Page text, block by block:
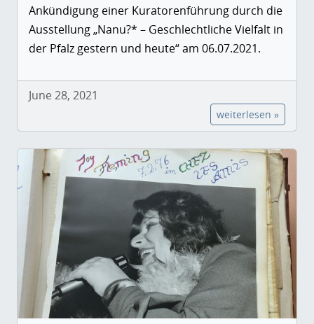
Ankündigung einer Kuratorenführung durch die
Ausstellung „Nanu?* – Geschlechtliche Vielfalt in
der Pfalz gestern und heute“ am 06.07.2021.
June 28, 2021
weiterlesen »